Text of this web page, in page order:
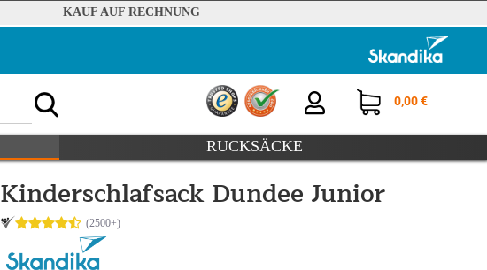
KAUF AUF RECHNUNG
0,00 €
RUCKSÄCKE
Kinderschlafsack Dundee Junior